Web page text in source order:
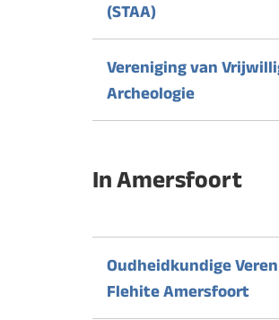
(STAA)
Vereniging van
Archeologie
In Amersfoort
Oudheidkundige
Flehite Amersfoort